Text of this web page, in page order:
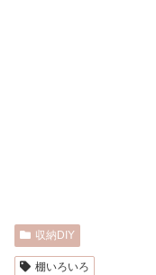
収納DIY
棚いろいろ